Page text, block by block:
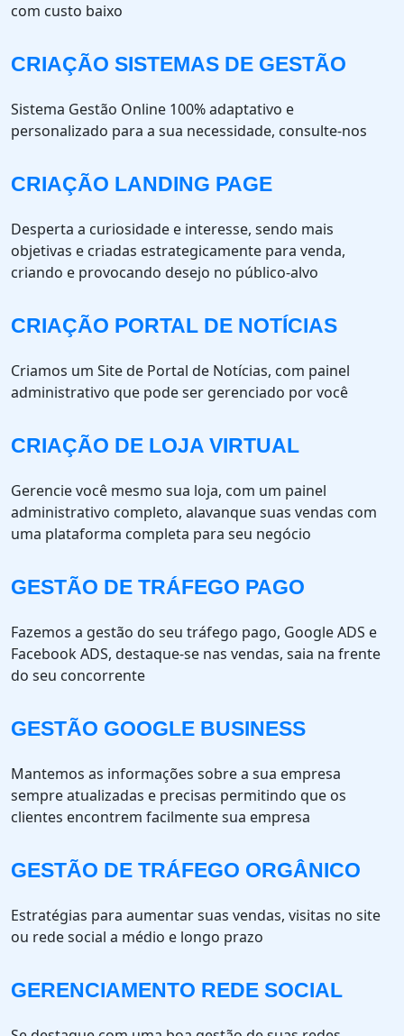
com custo baixo
CRIAÇÃO SISTEMAS DE GESTÃO
Sistema Gestão Online 100% adaptativo e
personalizado para a sua necessidade, consulte-nos
CRIAÇÃO LANDING PAGE
Desperta a curiosidade e interesse, sendo mais
objetivas e criadas estrategicamente para venda,
criando e provocando desejo no público-alvo
CRIAÇÃO PORTAL DE NOTÍCIAS
Criamos um Site de Portal de Notícias, com painel
administrativo que pode ser gerenciado por você
CRIAÇÃO DE LOJA VIRTUAL
Gerencie você mesmo sua loja, com um painel
administrativo completo, alavanque suas vendas com
uma plataforma completa para seu negócio
GESTÃO DE TRÁFEGO PAGO
Fazemos a gestão do seu tráfego pago, Google ADS e
Facebook ADS, destaque-se nas vendas, saia na frente
do seu concorrente
GESTÃO GOOGLE BUSINESS
Mantemos as informações sobre a sua empresa
sempre atualizadas e precisas permitindo que os
clientes encontrem facilmente sua empresa
GESTÃO DE TRÁFEGO ORGÂNICO
Estratégias para aumentar suas vendas, visitas no site
ou rede social a médio e longo prazo
GERENCIAMENTO REDE SOCIAL